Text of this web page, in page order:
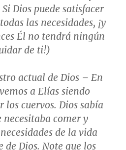
Dios puede satisfacer
las necesidades, ¡y
Él no tendrá ningún
de ti!)
actual de Dios – En
a Elías siendo
cuervos. Dios sabía
necesitaba comer y
de la vida
de Dios. Note que los